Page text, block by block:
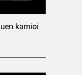
kamioi